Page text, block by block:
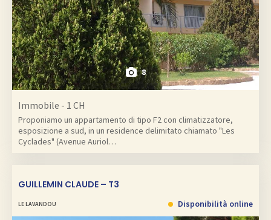
8
Immobile - 1 CH
Proponiamo un appartamento di tipo F2 con climatizzatore,
esposizione a sud, in un residence delimitato chiamato "Les
Cyclades" (Avenue Auriol…
GUILLEMIN CLAUDE – T3
LE LAVANDOU Disponibilità online